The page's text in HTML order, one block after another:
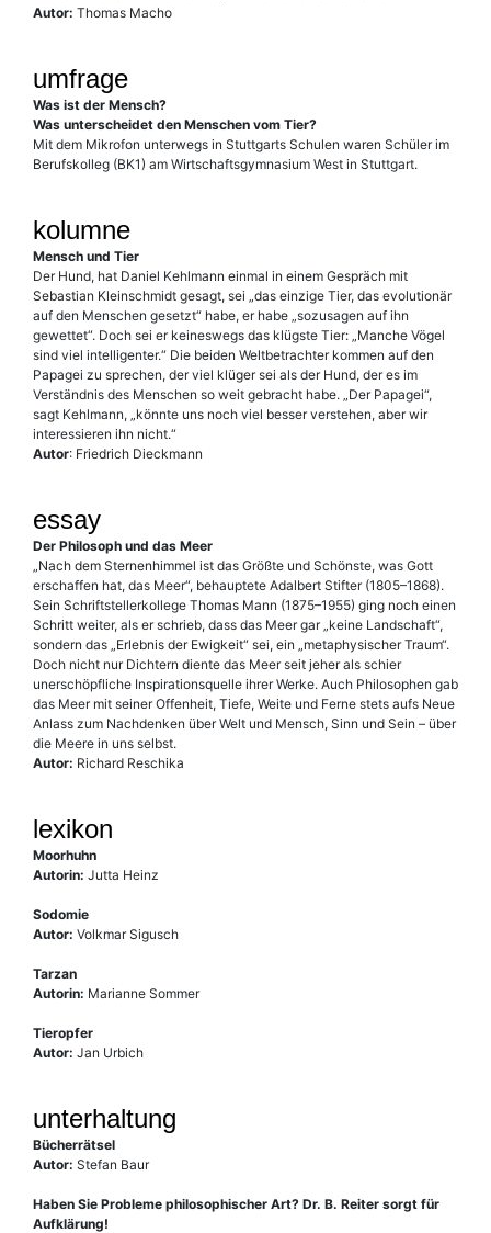
Autor: Thomas Macho
umfrage
Was ist der Mensch?
Was unterscheidet den Menschen vom Tier?
Mit dem Mikrofon unterwegs in Stuttgarts Schulen waren Schüler im
Berufskolleg (BK1) am Wirtschaftsgymnasium West in Stuttgart.
kolumne
Mensch und Tier
Der Hund, hat Daniel Kehlmann einmal in einem Gespräch mit
Sebastian Kleinschmidt gesagt, sei „das einzige Tier, das evolutionär
auf den Menschen gesetzt“ habe, er habe „sozusagen auf ihn
gewettet“. Doch sei er keineswegs das klügste Tier: „Manche Vögel
sind viel intelligenter.“ Die beiden Weltbetrachter kommen auf den
Papagei zu sprechen, der viel klüger sei als der Hund, der es im
Verständnis des Menschen so weit gebracht habe. „Der Papagei“,
sagt Kehlmann, „könnte uns noch viel besser verstehen, aber wir
interessieren ihn nicht.“
Autor: Friedrich Dieckmann
essay
Der Philosoph und das Meer
„Nach dem Sternenhimmel ist das Größte und Schön­ste, was Gott
erschaffen hat, das Meer“, behauptete Adalbert Stifter (1805–1868).
Sein Schriftstellerkollege Thomas Mann (1875–1955) ging noch einen
Schritt weiter, als er schrieb, dass das Meer gar „keine Landschaft“,
sondern das „Erlebnis der Ewigkeit“ sei, ein „metaphysischer Traum“.
Doch nicht nur Dichtern diente das Meer seit jeher als schier
unerschöpfliche Inspirationsquelle ihrer Werke. Auch Philosophen gab
das Meer mit seiner Offenheit, Tiefe, Weite und Ferne stets aufs Neue
Anlass zum Nachdenken über Welt und Mensch, Sinn und Sein – über
die Meere in uns selbst.
Autor: Richard Reschika
lexikon
Moorhuhn
Autorin: Jutta Heinz
Sodomie
Autor: Volkmar Sigusch
Tarzan
Autorin: Marianne Sommer
Tieropfer
Autor: Jan Urbich
unterhaltung
Bücherrätsel
Autor: Stefan Baur
Haben Sie Probleme philosophischer Art? Dr. B. Reiter sorgt für
Aufklärung!